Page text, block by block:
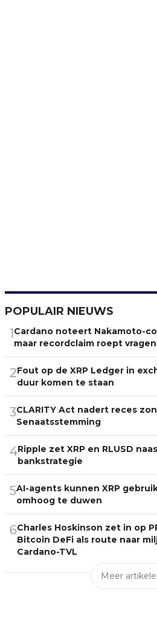
POPULAIR NIEUWS
1Cardano noteert Nakamoto-
maar recordclaim roept
2Fout op de XRP Ledger in
duur komen te staan
3CLARITY Act nadert reces
Senaatsstemming
4Ripple zet XRP en RLUSD
bankstrategie
5AI-agents kunnen XRP
omhoog te duwen
6Charles Hoskinson zet in op
Bitcoin DeFi als route naar
Cardano-TVL
Meer